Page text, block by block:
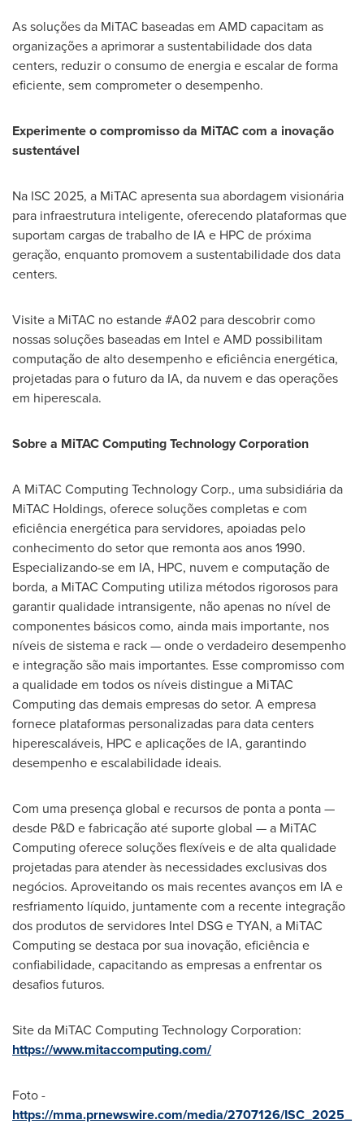
As soluções da MiTAC baseadas em AMD capacitam as
organizações a aprimorar a sustentabilidade dos data
centers, reduzir o consumo de energia e escalar de forma
eficiente, sem comprometer o desempenho.
Experimente o compromisso da MiTAC com a inovação
sustentável
Na ISC 2025, a MiTAC apresenta sua abordagem visionária
para infraestrutura inteligente, oferecendo plataformas que
suportam cargas de trabalho de IA e HPC de próxima
geração, enquanto promovem a sustentabilidade dos data
centers.
Visite a MiTAC no estande #A02 para descobrir como
nossas soluções baseadas em Intel e AMD possibilitam
computação de alto desempenho e eficiência energética,
projetadas para o futuro da IA, da nuvem e das operações
em hiperescala.
Sobre a MiTAC Computing Technology Corporation
A MiTAC Computing Technology Corp., uma subsidiária da
MiTAC Holdings, oferece soluções completas e com
eficiência energética para servidores, apoiadas pelo
conhecimento do setor que remonta aos anos 1990.
Especializando-se em IA, HPC, nuvem e computação de
borda, a MiTAC Computing utiliza métodos rigorosos para
garantir qualidade intransigente, não apenas no nível de
componentes básicos como, ainda mais importante, nos
níveis de sistema e rack — onde o verdadeiro desempenho
e integração são mais importantes. Esse compromisso com
a qualidade em todos os níveis distingue a MiTAC
Computing das demais empresas do setor. A empresa
fornece plataformas personalizadas para data centers
hiperescaláveis, HPC e aplicações de IA, garantindo
desempenho e escalabilidade ideais.
Com uma presença global e recursos de ponta a ponta —
desde P&D e fabricação até suporte global — a MiTAC
Computing oferece soluções flexíveis e de alta qualidade
projetadas para atender às necessidades exclusivas dos
negócios. Aproveitando os mais recentes avanços em IA e
resfriamento líquido, juntamente com a recente integração
dos produtos de servidores Intel DSG e TYAN, a MiTAC
Computing se destaca por sua inovação, eficiência e
confiabilidade, capacitando as empresas a enfrentar os
desafios futuros.
Site da MiTAC Computing Technology Corporation:
https://www.mitaccomputing.com/
Foto -
https://mma.prnewswire.com/media/2707126/ISC_2025_